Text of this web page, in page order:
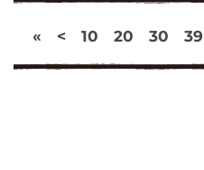
« < 10 20 30 39